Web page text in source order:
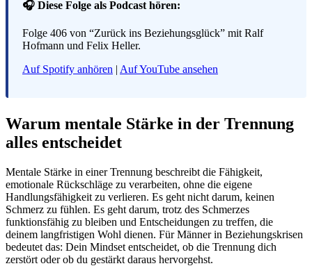
🎧 Diese Folge als Podcast hören:
Folge 406 von “Zurück ins Beziehungsglück” mit Ralf
Hofmann und Felix Heller.
Auf Spotify anhören | Auf YouTube ansehen
Warum mentale Stärke in der Trennung
alles entscheidet
Mentale Stärke in einer Trennung beschreibt die Fähigkeit,
emotionale Rückschläge zu verarbeiten, ohne die eigene
Handlungsfähigkeit zu verlieren. Es geht nicht darum, keinen
Schmerz zu fühlen. Es geht darum, trotz des Schmerzes
funktionsfähig zu bleiben und Entscheidungen zu treffen, die
deinem langfristigen Wohl dienen. Für Männer in Beziehungskrisen
bedeutet das: Dein Mindset entscheidet, ob die Trennung dich
zerstört oder ob du gestärkt daraus hervorgehst.